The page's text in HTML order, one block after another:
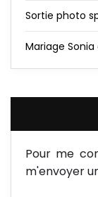
Sortie photo
Mariage
Pour me
m'envoyer